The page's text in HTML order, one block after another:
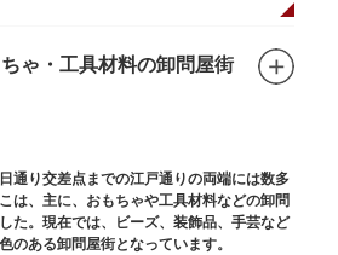
ゃ・工具材料の卸問屋街
通り交差点までの江戸通りの両端には数多
は、主に、おもちゃや工具材料などの卸問
た。現在では、ビーズ、装飾品、手芸など
のある卸問屋街となっています。